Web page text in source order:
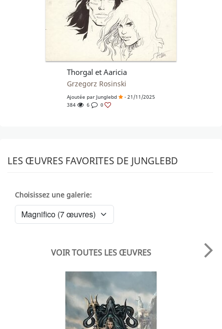
Thorgal et Aaricia
Grzegorz Rosinski
Ajoutée par Junglebd
- 21/11/2025
384
6 0
LES ŒUVRES FAVORITES DE JUNGLEBD
Choisissez une galerie:
VOIR TOUTES LES ŒUVRES